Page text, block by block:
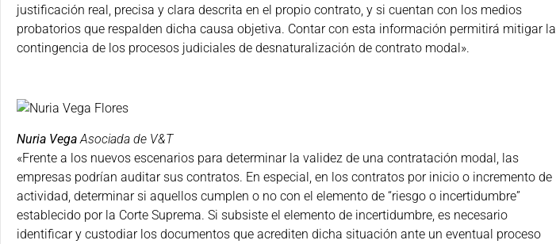
justificación real, precisa y clara descrita en el propio contrato, y si cuentan con los medios
probatorios que respalden dicha causa objetiva. Contar con esta información permitirá mitigar la
contingencia de los procesos judiciales de desnaturalización de contrato modal».
Nuria Vega Asociada de V&T
«Frente a los nuevos escenarios para determinar la validez de una contratación modal, las
empresas podrían auditar sus contratos. En especial, en los contratos por inicio o incremento de
actividad, determinar si aquellos cumplen o no con el elemento de “riesgo o incertidumbre”
establecido por la Corte Suprema. Si subsiste el elemento de incertidumbre, es necesario
identificar y custodiar los documentos que acrediten dicha situación ante un eventual proceso